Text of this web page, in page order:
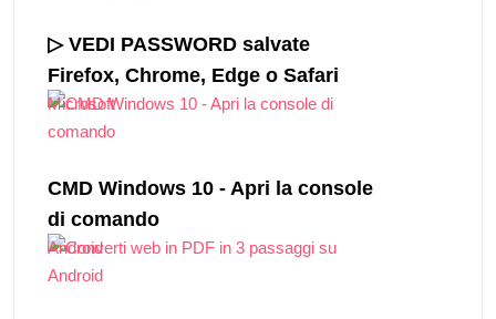
▷ VEDI PASSWORD salvate
Firefox, Chrome, Edge o Safari
Microsoft
CMD Windows 10 - Apri la console
di comando
Android